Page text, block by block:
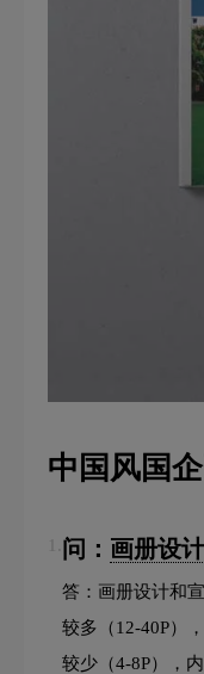
中国风国
问： 画册设计
答：画册设计和
较多（12-40P）
较少（4-8P），